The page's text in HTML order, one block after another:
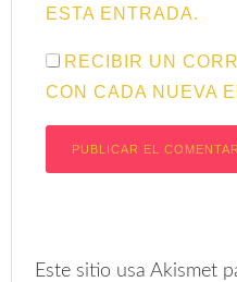
ESTA ENTRADA.
RECIBIR UN
CON CADA NUEVA
Este sitio usa Akismet